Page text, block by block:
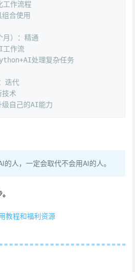
作流程
合使用
月）：精通
工作流
处理复杂任务
迭代
术
自己的AI能力
人，一定会取代不会用AI的人。
教程和福利资源